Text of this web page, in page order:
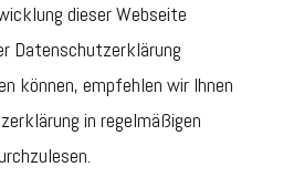
dieser Webseite
Datenschutzerklärung
können, empfehlen wir Ihnen
in regelmäßigen